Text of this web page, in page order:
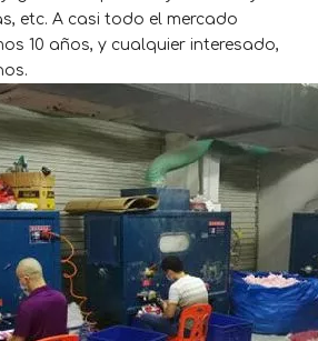
etc. A casi todo el mercado
10 años, y cualquier interesado,